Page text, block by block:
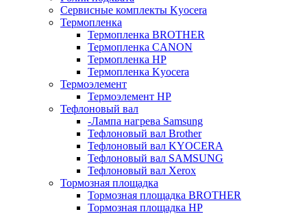
Сервисные комплекты Kyocera
Термопленка
Термопленка BROTHER
Термопленка CANON
Термопленка HP
Термопленка Kyocera
Термоэлемент
Термоэлемент НР
Тефлоновый вал
-Лампа нагрева Samsung
Тефлоновый вал Brother
Тефлоновый вал KYOCERA
Тефлоновый вал SAMSUNG
Тефлоновый вал Xerox
Тормозная площадка
Тормозная площадка BROTHER
Тормозная площадка HP